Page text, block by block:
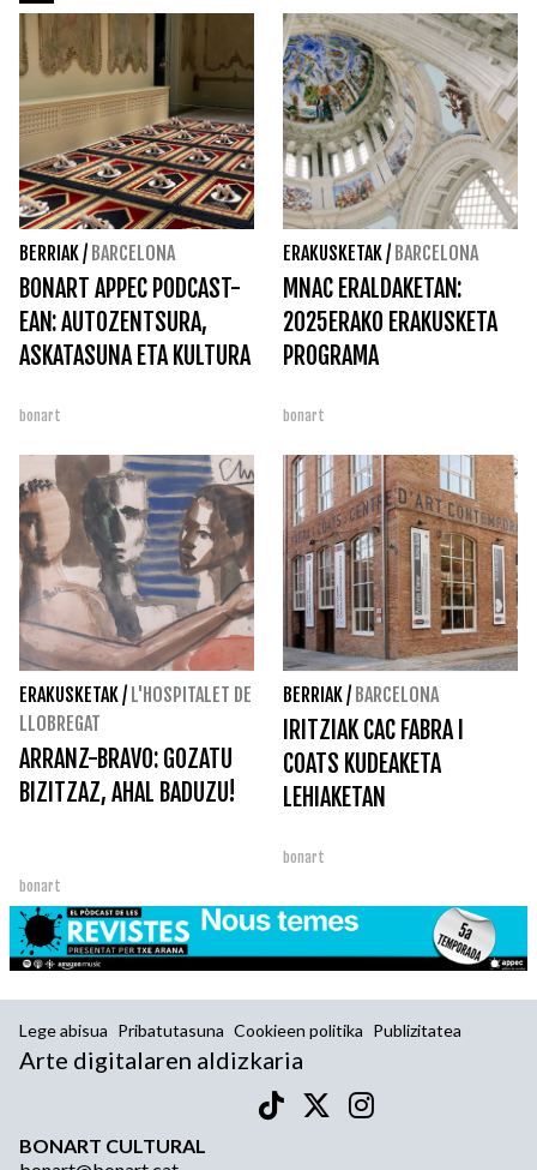
BERRIAK/ BARCELONA
BONART APPEC PODCAST-
EAN: AUTOZENTSURA,
ASKATASUNA ETA KULTURA
bonart
ERAKUSKETAK/ BARCELONA
MNAC ERALDAKETAN:
2025ERAKO ERAKUSKETA
PROGRAMA
bonart
ERAKUSKETAK/ L'HOSPITALET DE
LLOBREGAT
ARRANZ-BRAVO: GOZATU
BIZITZAZ, AHAL BADUZU!
bonart
BERRIAK/ BARCELONA
IRITZIAK CAC FABRA I
COATS KUDEAKETA
LEHIAKETAN
bonart
Lege abisua Pribatutasuna Cookieen politika Publizitatea
Arte digitalaren aldizkaria
BONART CULTURAL